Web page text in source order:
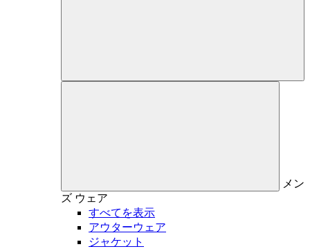
メン
ズ ウェア
すべてを表示
アウターウェア
ジャケット